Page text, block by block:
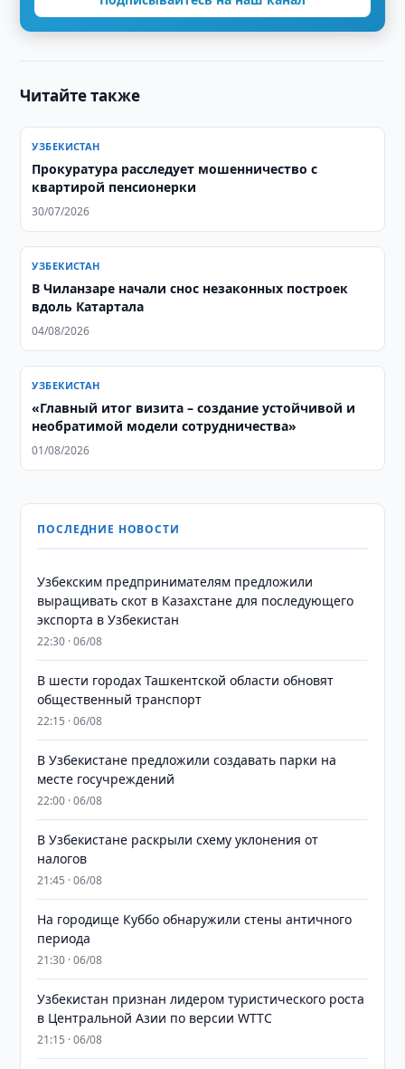
Читайте также
УЗБЕКИСТАН
Прокуратура расследует мошенничество с
квартирой пенсионерки
30/07/2026
УЗБЕКИСТАН
В Чиланзаре начали снос незаконных построек
вдоль Катартала
04/08/2026
УЗБЕКИСТАН
«Главный итог визита – создание устойчивой и
необратимой модели сотрудничества»
01/08/2026
ПОСЛЕДНИЕ НОВОСТИ
Узбекским предпринимателям предложили
выращивать скот в Казахстане для последующего
экспорта в Узбекистан
22:30 · 06/08
В шести городах Ташкентской области обновят
общественный транспорт
22:15 · 06/08
В Узбекистане предложили создавать парки на
месте госучреждений
22:00 · 06/08
В Узбекистане раскрыли схему уклонения от
налогов
21:45 · 06/08
На городище Куббо обнаружили стены античного
периода
21:30 · 06/08
Узбекистан признан лидером туристического роста
в Центральной Азии по версии WTTC
21:15 · 06/08